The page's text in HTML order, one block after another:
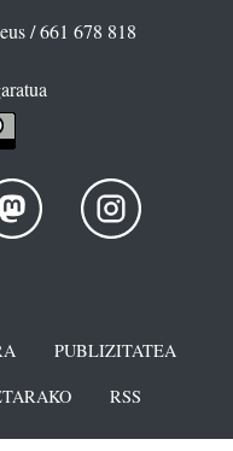
/ 661 678 818
PUBLIZITATEA
RSS